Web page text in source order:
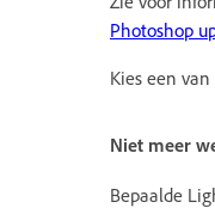
Photoshop
Kies een
Niet meer
Bepaalde